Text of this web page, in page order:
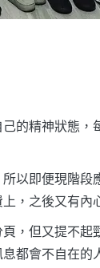
的精神狀態，
以即便現階段
，之後又有內
，但又提不起
都會不自在的